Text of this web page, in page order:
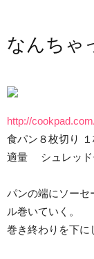
なんちゃ
http://
食パン８枚切り
適量 シュレッド
パンの端にソーセ
ル巻いていく。
巻き終わりを下に